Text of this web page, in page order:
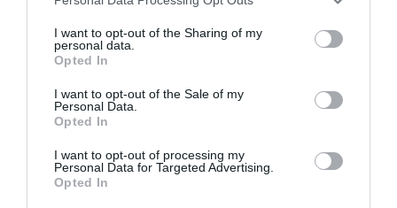
not limited to your visit or usage behaviour. You may click to
grant or deny consent to Google and its third-party tags to
use your data for below specified purposes in below Google
consent section.
I want to opt-out of the Sharing of my
personal data.
Opted In
I want to opt-out of the Sale of my
Personal Data.
Opted In
I want to opt-out of processing my
Personal Data for Targeted Advertising.
Opted In